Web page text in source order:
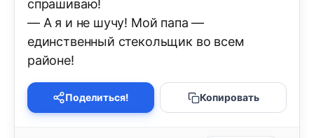
спрашиваю!
— А я и не шучу! Мой папа —
единственный стекольщик во всем
районе!
Поделиться! Копировать